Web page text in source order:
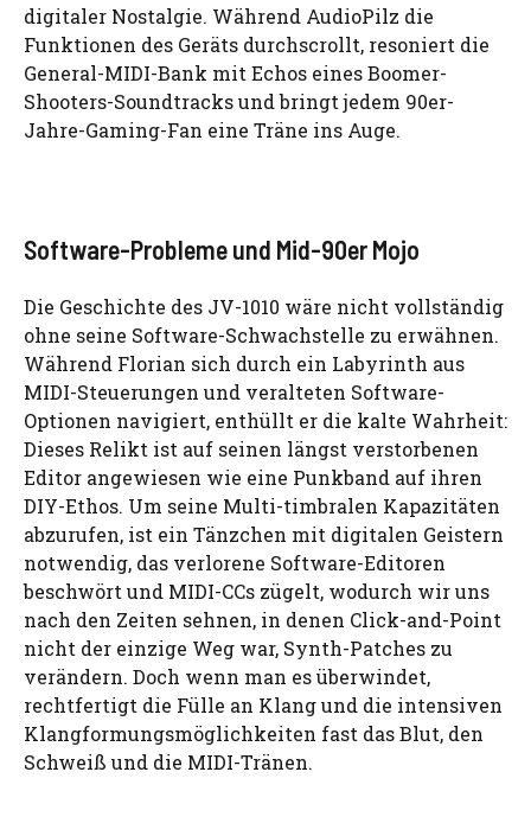
digitaler Nostalgie. Während AudioPilz die
Funktionen des Geräts durchscrollt, resoniert die
General-MIDI-Bank mit Echos eines Boomer-
Shooters-Soundtracks und bringt jedem 90er-
Jahre-Gaming-Fan eine Träne ins Auge.
Software-Probleme und Mid-90er Mojo
Die Geschichte des JV-1010 wäre nicht vollständig
ohne seine Software-Schwachstelle zu erwähnen.
Während Florian sich durch ein Labyrinth aus
MIDI-Steuerungen und veralteten Software-
Optionen navigiert, enthüllt er die kalte Wahrheit:
Dieses Relikt ist auf seinen längst verstorbenen
Editor angewiesen wie eine Punkband auf ihren
DIY-Ethos. Um seine Multi-timbralen Kapazitäten
abzurufen, ist ein Tänzchen mit digitalen Geistern
notwendig, das verlorene Software-Editoren
beschwört und MIDI-CCs zügelt, wodurch wir uns
nach den Zeiten sehnen, in denen Click-and-Point
nicht der einzige Weg war, Synth-Patches zu
verändern. Doch wenn man es überwindet,
rechtfertigt die Fülle an Klang und die intensiven
Klangformungsmöglichkeiten fast das Blut, den
Schweiß und die MIDI-Tränen.